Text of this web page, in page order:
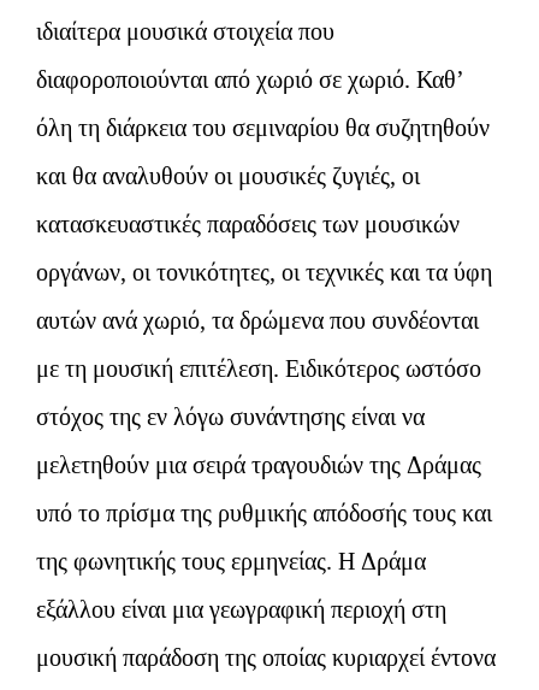
ιδιαίτερα μουσικά στοιχεία που
διαφοροποιούνται από χωριό σε χωριό. Καθ’
όλη τη διάρκεια του σεμιναρίου θα συζητηθούν
και θα αναλυθούν οι μουσικές ζυγιές, οι
κατασκευαστικές παραδόσεις των μουσικών
οργάνων, οι τονικότητες, οι τεχνικές και τα ύφη
αυτών ανά χωριό, τα δρώμενα που συνδέονται
με τη μουσική επιτέλεση. Ειδικότερος ωστόσο
στόχος της εν λόγω συνάντησης είναι να
μελετηθούν μια σειρά τραγουδιών της Δράμας
υπό το πρίσμα της ρυθμικής απόδοσής τους και
της φωνητικής τους ερμηνείας. Η Δράμα
εξάλλου είναι μια γεωγραφική περιοχή στη
μουσική παράδοση της οποίας κυριαρχεί έντονα